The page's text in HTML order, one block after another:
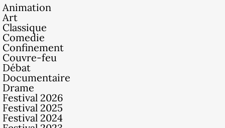
Animation
Art
Classique
Comedie
Confinement
Couvre-feu
Débat
Documentaire
Drame
Festival 2026
Festival 2025
Festival 2024